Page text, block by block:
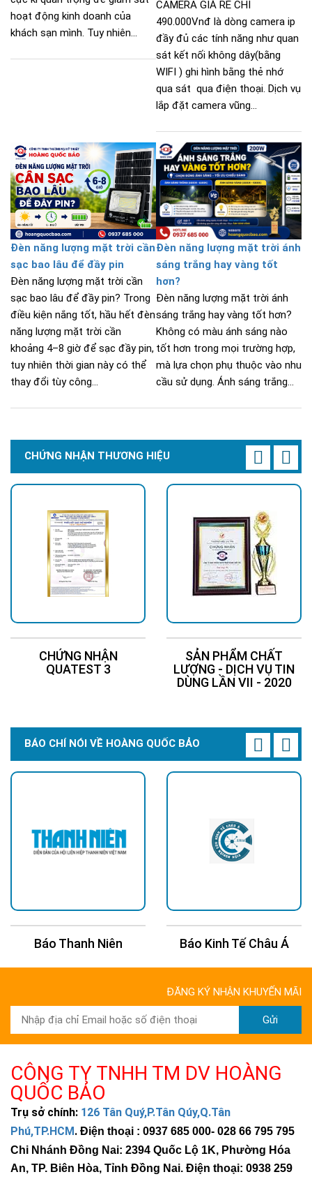
hoạt động kinh doanh của
khách sạn mình. Tuy nhiên...
CAMERA GIÁ RẺ CHỈ
490.000Vnđ là dòng camera ip
đầy đủ các tính năng như quan
sát kết nối không dây(bằng
WIFI ) ghi hình bằng thẻ nhớ
qua sát qua điện thoại. Dịch vụ
lắp đặt camera vũng...
Đèn năng lượng mặt trời cần
sạc bao lâu để đầy pin
Đèn năng lượng mặt trời cần
sạc bao lâu để đầy pin? Trong
điều kiện nắng tốt, hầu hết đèn
năng lượng mặt trời cần
khoảng 4–8 giờ để sạc đầy pin,
tuy nhiên thời gian này có thể
thay đổi tùy công...
Đèn năng lượng mặt trời ánh
sáng trắng hay vàng tốt
hơn?
Đèn năng lượng mặt trời ánh
sáng trắng hay vàng tốt hơn?
Không có màu ánh sáng nào
tốt hơn trong mọi trường hợp,
mà lựa chọn phụ thuộc vào nhu
cầu sử dụng. Ánh sáng trắng...
CHỨNG NHẬN THƯƠNG HIỆU
CHỨNG NHẬN
QUATEST 3
SẢN PHẨM CHẤT
LƯỢNG - DỊCH VỤ TIN
DÙNG LẦN VII - 2020
BÁO CHÍ NÓI VỀ HOÀNG QUỐC BẢO
Báo Thanh Niên Báo Kinh Tế Châu Á
ĐĂNG KÝ NHẬN KHUYẾN MÃI
Gửi
CÔNG TY TNHH TM DV HOÀNG
QUỐC BẢO
Trụ sở chính: 126 Tân Quý,P.Tân Qúy,Q.Tân
Phú,TP.HCM. Điện thoại : 0937 685 000- 028 66 795 795
Chi Nhánh Đồng Nai: 2394 Quốc Lộ 1K, Phường Hóa
An, TP. Biên Hòa, Tỉnh Đồng Nai. Điện thoại: 0938 259